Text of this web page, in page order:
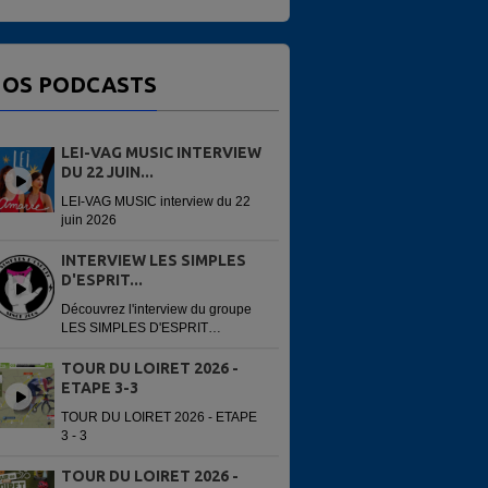
PODCASTS
LEI-VAG MUSIC INTERVIEW
DU 22 JUIN...
LEI-VAG MUSIC interview du 22
juin 2026
INTERVIEW LES SIMPLES
D'ESPRIT...
Découvrez l'interview du groupe
LES SIMPLES D'ESPRIT
13 juin 2026 à la 6e édition du
Festi'Alliance. Interview réalisée
TOUR DU LOIRET 2026 -
ETAPE 3-3
TOUR DU LOIRET 2026 - ETAPE
3 - 3
TOUR DU LOIRET 2026 -